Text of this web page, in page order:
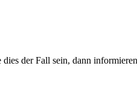
dies der Fall sein, dann